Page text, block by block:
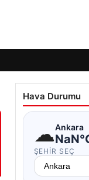
Hava Durumu
☁Ankara
ŞEHIR SEÇ